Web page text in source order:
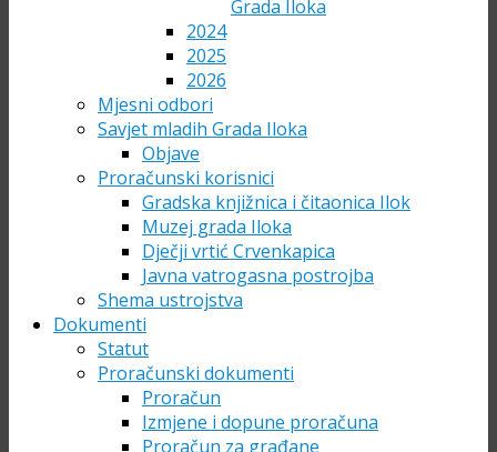
Grada Iloka
2024
2025
2026
Mjesni odbori
Savjet mladih Grada Iloka
Objave
Proračunski korisnici
Gradska knjižnica i čitaonica Ilok
Muzej grada Iloka
Dječji vrtić Crvenkapica
Javna vatrogasna postrojba
Shema ustrojstva
Dokumenti
Statut
Proračunski dokumenti
Proračun
Izmjene i dopune proračuna
Proračun za građane